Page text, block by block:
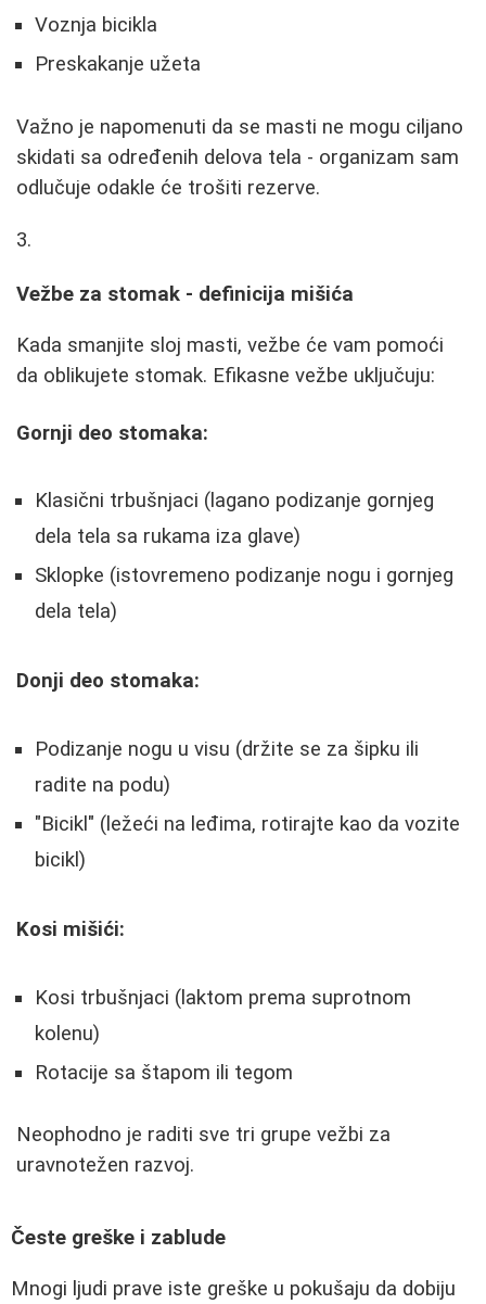
Voznja bicikla
Preskakanje užeta
Važno je napomenuti da se masti ne mogu ciljano
skidati sa određenih delova tela - organizam sam
odlučuje odakle će trošiti rezerve.
Vežbe za stomak - definicija mišića
Kada smanjite sloj masti, vežbe će vam pomoći
da oblikujete stomak. Efikasne vežbe uključuju:
Gornji deo stomaka:
Klasični trbušnjaci (lagano podizanje gornjeg
dela tela sa rukama iza glave)
Sklopke (istovremeno podizanje nogu i gornjeg
dela tela)
Donji deo stomaka:
Podizanje nogu u visu (držite se za šipku ili
radite na podu)
"Bicikl" (ležeći na leđima, rotirajte kao da vozite
bicikl)
Kosi mišići:
Kosi trbušnjaci (laktom prema suprotnom
kolenu)
Rotacije sa štapom ili tegom
Neophodno je raditi sve tri grupe vežbi za
uravnotežen razvoj.
Česte greške i zablude
Mnogi ljudi prave iste greške u pokušaju da dobiju